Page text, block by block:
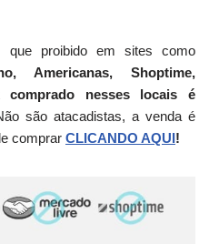
que proibido em sites como
Americanas, Shoptime,
comprado nesses locais é
são atacadistas, a venda é
comprar CLICANDO AQUI!